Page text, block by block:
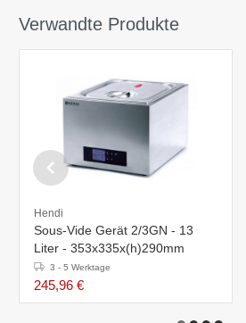
Verwandte Produkte
Hendi
Sous-Vide Gerät 2/3GN - 13
Liter - 353x335x(h)290mm
3 - 5 Werktage
245,96 €